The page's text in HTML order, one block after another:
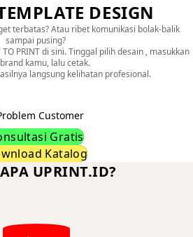
DESIGN
terbatas? Atau ribet komunikasi bolak-balik
sampai pusing?
PRINT di sini. Tinggal pilih desain , masukkan
kamu, lalu cetak.
langsung kelihatan profesional.
Gratis
Katalog
UPRINT.ID?